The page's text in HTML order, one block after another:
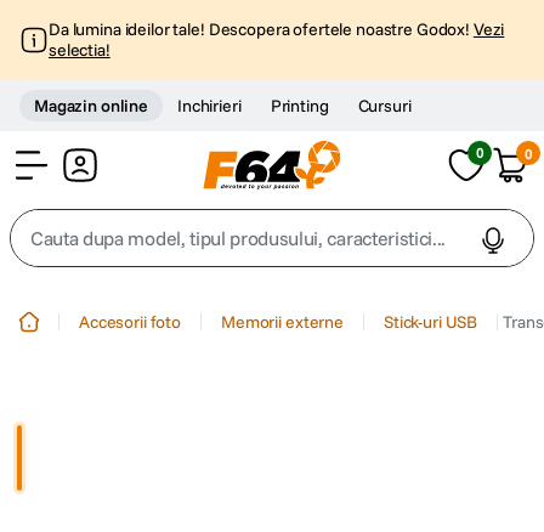
Da lumina ideilor tale! Descopera ofertele noastre Godox! Vezi
selectia!
Magazin online Inchirieri Printing Cursuri
0 0
Cauta dupa model, tipul produsului, caracteristici...
Accesorii foto Memorii externe Stick-uri USB